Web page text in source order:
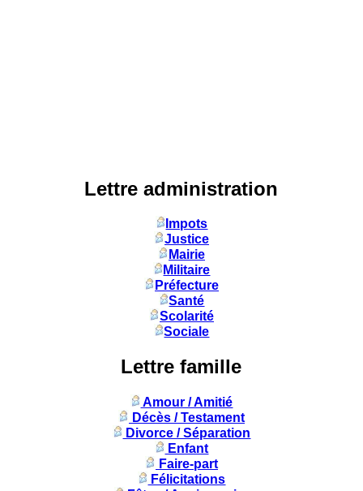
Lettre administration
Impots
Justice
Mairie
Militaire
Préfecture
Santé
Scolarité
Sociale
Lettre famille
Amour / Amitié
Décès / Testament
Divorce / Séparation
Enfant
Faire-part
Félicitations